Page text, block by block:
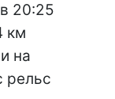
20:25
км
на
рельс